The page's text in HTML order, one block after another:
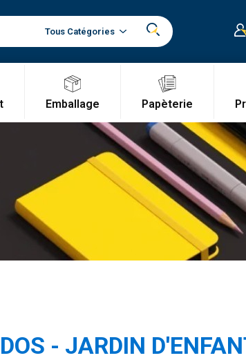
Emballage Papèterie
- JARDIN